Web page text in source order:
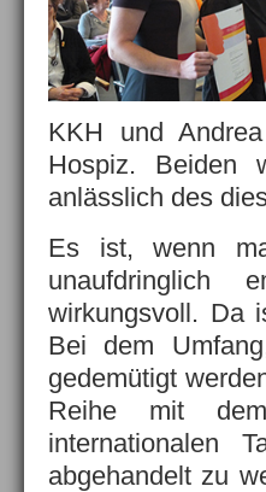
KKH und
Hospiz. Beiden
anlässlich des
Es ist, wenn
unaufdringlich
wirkungsvoll. Da
Bei dem
gedemütigt
Reihe mit
internationalen
abgehandelt zu